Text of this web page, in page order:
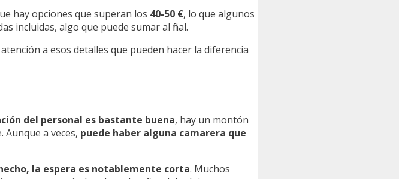
hay opciones que superan los 40-50 €, lo que algunos
incluidas, algo que puede sumar al final.
a esos detalles que pueden hacer la diferencia
del personal es bastante buena, hay un montón
Aunque a veces, puede haber alguna camarera que
la espera es notablemente corta. Muchos